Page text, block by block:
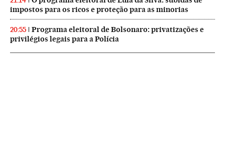
impostos para os ricos e proteção para as minorias
20:55
Programa eleitoral de Bolsonaro: privatizações e
privilégios legais para a Polícia